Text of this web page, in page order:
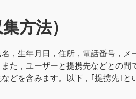
方法）
，生年月日，住所，電話番号，
た，ユーザーと提携先などとの
どを含みます。以下，｢提携先｣と